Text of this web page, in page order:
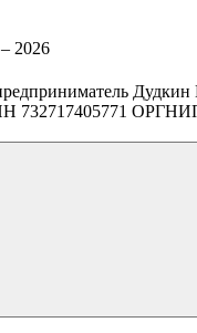
2026
732717405771